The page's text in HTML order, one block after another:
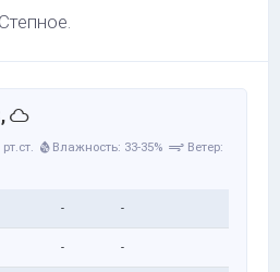
рт.ст. Влажность: 33-35%
Ветер:
- -
- -